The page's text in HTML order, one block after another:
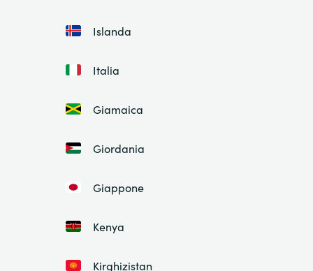
Islanda
Italia
Giamaica
Giordania
Giappone
Kenya
Kirghizistan